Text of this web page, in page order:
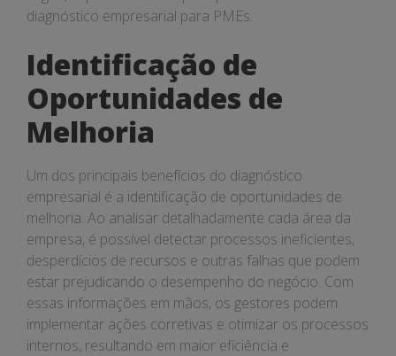
diagnóstico empresarial para PMEs.
Identificação de
Oportunidades de
Melhoria
Um dos principais benefícios do diagnóstico
empresarial é a identificação de oportunidades de
melhoria. Ao analisar detalhadamente cada área da
empresa, é possível detectar processos ineficientes,
desperdícios de recursos e outras falhas que podem
estar prejudicando o desempenho do negócio. Com
essas informações em mãos, os gestores podem
implementar ações corretivas e otimizar os processos
internos, resultando em maior eficiência e